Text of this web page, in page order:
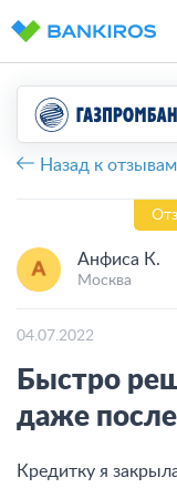
Назад к отзывам
Анфиса К.
Москва
04.07.2022
​Быстро
даже
Кредитку я